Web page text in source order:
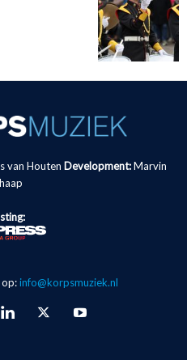
van Houten Development: Marvin
op:info@korpsmuziek.nl